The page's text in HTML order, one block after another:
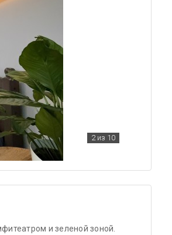
2из 10
и зеленой зоной.